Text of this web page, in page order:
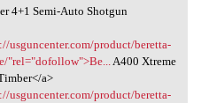
4+1 Semi-Auto Shotgun
usguncenter.com/product/beretta-
"rel="dofollow">Be...A400 Xtreme
a>
usguncenter.com/product/beretta-